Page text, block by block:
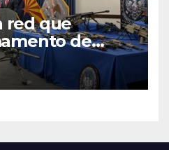
red que
de